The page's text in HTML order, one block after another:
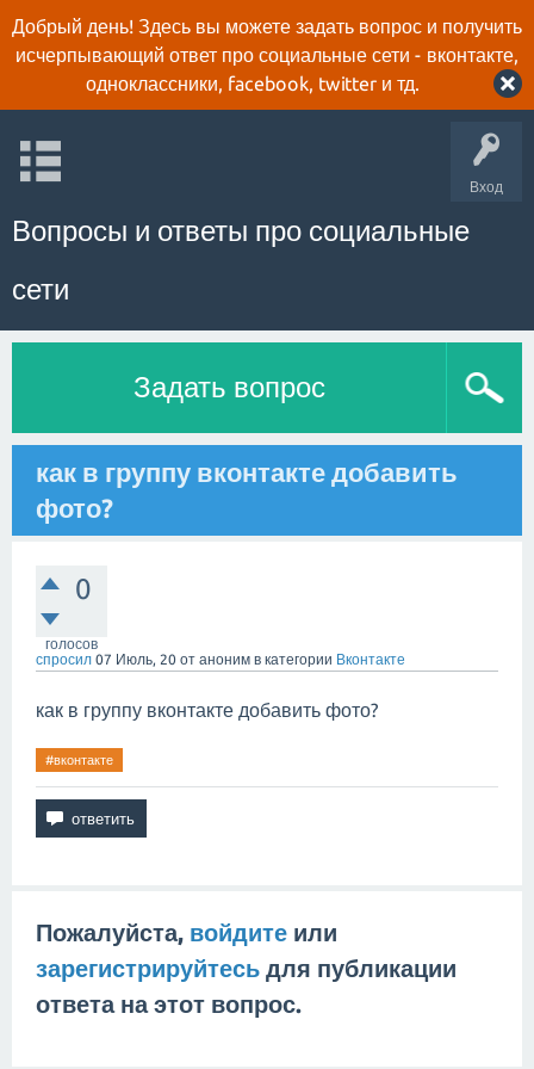
Добрый день! Здесь вы можете задать вопрос и получить
исчерпывающий ответ про социальные сети - вконтакте,
одноклассники, facebook, twitter и тд.
Вход
Вопросы и ответы про социальные
сети
Задать вопрос
как в группу вконтакте добавить
фото?
0
голосов
спросил 07 Июль, 20 от аноним в категории Вконтакте
как в группу вконтакте добавить фото?
#вконтакте
Пожалуйста, войдите или
зарегистрируйтесь для публикации
ответа на этот вопрос.